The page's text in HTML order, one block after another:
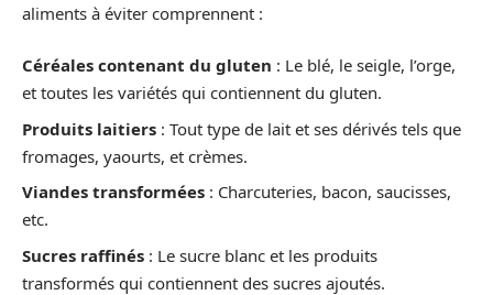
aliments à éviter comprennent :
Céréales contenant du gluten : Le blé, le seigle, l’orge,
et toutes les variétés qui contiennent du gluten.
Produits laitiers : Tout type de lait et ses dérivés tels que
fromages, yaourts, et crèmes.
Viandes transformées : Charcuteries, bacon, saucisses,
etc.
Sucres raffinés : Le sucre blanc et les produits
transformés qui contiennent des sucres ajoutés.